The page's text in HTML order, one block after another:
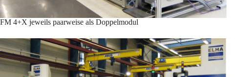
FM 4+X jeweils paarweise als Doppelmodul